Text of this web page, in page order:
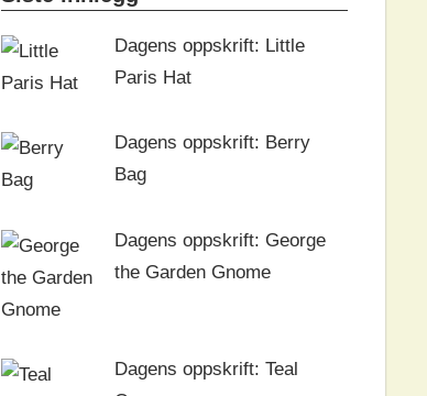
Dagens oppskrift: Little
Paris Hat
Dagens oppskrift: Berry
Bag
Dagens oppskrift: George
the Garden Gnome
Dagens oppskrift: Teal